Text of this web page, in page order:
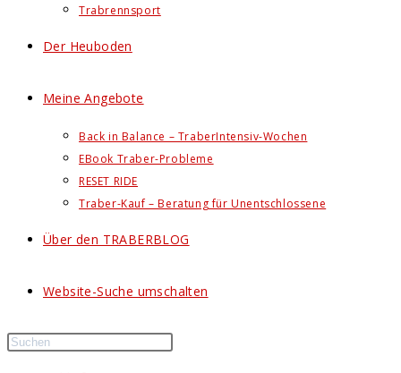
Trabrennsport
Der Heuboden
Meine Angebote
Back in Balance – TraberIntensiv-Wochen
EBook Traber-Probleme
RESET RIDE
Traber-Kauf – Beratung für Unentschlossene
Über den TRABERBLOG
Website-Suche umschalten